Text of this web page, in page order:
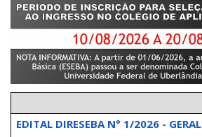
EDITAL DIRESEBA N° 1/2026 - GERAL